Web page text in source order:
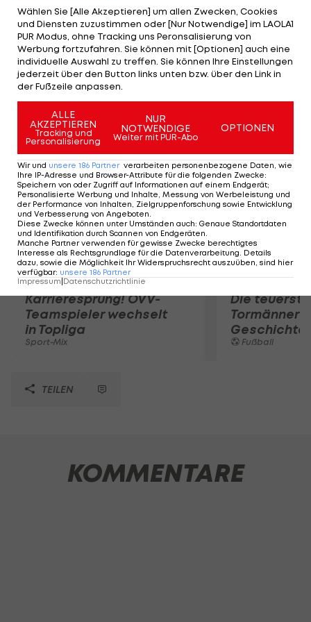
Beckhausen-Sutum-Friedhof angelegt und für alle
Konfessionen offen. Die Grundsteinlegung findet
am Freitag statt. Die Nachfrage nach derartigen
Begräbnisstätten sei in den vergangenen Jahren
stetig gestiegen, teilt Schalke 04 in einer
Pressemitteilung mit.
Mehr zum Thema
Karrieresprung! ÖVV-
Teamspieler wechselt
in Topliga
Sport-Mix
Die
Tormänner
Geschichte
Fußball
TEILEN
KOMMENTARE
Wählen Sie [Alle Akzeptieren] um allen Zwecken, Cookies
und Diensten zuzustimmen oder [Nur Notwendige] im LAOLA1
PUR Modus, ohne Tracking uns Peronsalisierung von
Werbung fortzufahren. Sie können mit [Optionen] auch eine
individuelle Auswahl zu treffen. Sie können Ihre Einstellungen
jederzeit über den Button links unten bzw. über den Link in
der Fußzeile anpassen.
ALLE
AKZEPTIEREN
Tracking und
Personalisierung
NUR
NOTWENDIGE
Weiter mit PUR-Abo
OPTIONEN
Wir und unsere 186 Partner verarbeiten personenbezogene Daten, wie
Ihre IP-Adresse und Browser-Attribute für die folgenden Zwecke:
Speichern von oder Zugriff auf Informationen auf einem Endgerät;
Personalisierte Werbung und Inhalte, Messung von Werbeleistung und
der Performance von Inhalten, Zielgruppenforschung sowie Entwicklung
und Verbesserung von Angeboten.
Diese Zwecke können unter Umständen auch: Genaue Standortdaten
und Identifikation durch Scannen von Endgeräten.
Manche Partner verwenden für gewisse Zwecke berechtigtes
Interesse als Rechtsgrundlage für die Datenverarbeitung. Details
dazu, sowie die Möglichkeit Ihr Widerspruchsrecht auszuüben, sind hier
verfügbar: unsere 186 Partner
Impressum Datenschutzrichtlinie